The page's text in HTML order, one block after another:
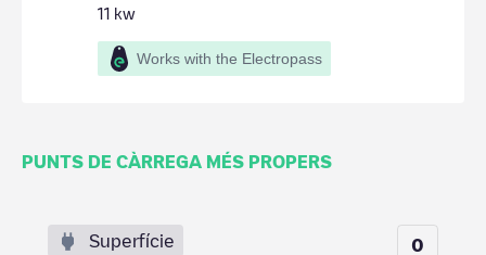
11 kw
Works with the Electropass
PUNTS DE CÀRREGA MÉS PROPERS
Superfície 0